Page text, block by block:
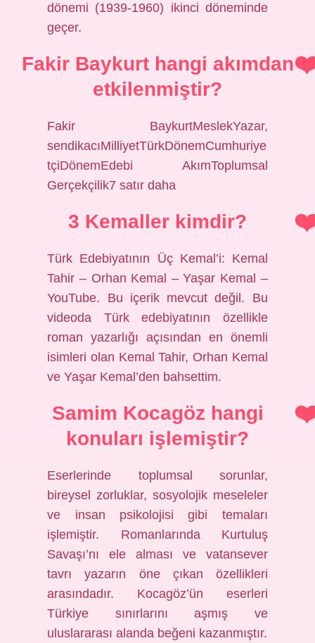
dönemi (1939-1960) ikinci döneminde
geçer.
Fakir Baykurt hangi akımdan
etkilenmiştir?
Fakir BaykurtMeslekYazar,
sendikacıMilliyetTürkDönemCumhuriye
tçiDönemEdebi AkımToplumsal
Gerçekçilik7 satır daha
3 Kemaller kimdir?
Türk Edebiyatının Üç Kemal’i: Kemal
Tahir – Orhan Kemal – Yaşar Kemal –
YouTube. Bu içerik mevcut değil. Bu
videoda Türk edebiyatının özellikle
roman yazarlığı açısından en önemli
isimleri olan Kemal Tahir, Orhan Kemal
ve Yaşar Kemal’den bahsettim.
Samim Kocagöz hangi
konuları işlemiştir?
Eserlerinde toplumsal sorunlar,
bireysel zorluklar, sosyolojik meseleler
ve insan psikolojisi gibi temaları
işlemiştir. Romanlarında Kurtuluş
Savaşı’nı ele alması ve vatansever
tavrı yazarın öne çıkan özellikleri
arasındadır. Kocagöz’ün eserleri
Türkiye sınırlarını aşmış ve
uluslararası alanda beğeni kazanmıştır.